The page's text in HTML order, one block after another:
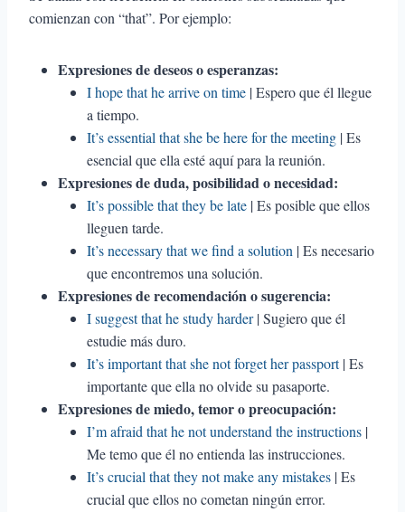
comienzan con “that”. Por ejemplo:
Expresiones de deseos o esperanzas:
I hope that he arrive on time | Espero que él llegue
a tiempo.
It’s essential that she be here for the meeting | Es
esencial que ella esté aquí para la reunión.
Expresiones de duda, posibilidad o necesidad:
It’s possible that they be late | Es posible que ellos
lleguen tarde.
It’s necessary that we find a solution | Es necesario
que encontremos una solución.
Expresiones de recomendación o sugerencia:
I suggest that he study harder| Sugiero que él
estudie más duro.
It’s important that she not forget her passport| Es
importante que ella no olvide su pasaporte.
Expresiones de miedo, temor o preocupación:
I’m afraid that he not understand the instructions |
Me temo que él no entienda las instrucciones.
It’s crucial that they not make any mistakes | Es
crucial que ellos no cometan ningún error.